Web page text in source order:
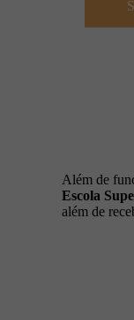
Além de
Escola
além de